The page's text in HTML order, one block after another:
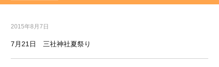
2015年8月7日
7月21日 三社神社夏祭り